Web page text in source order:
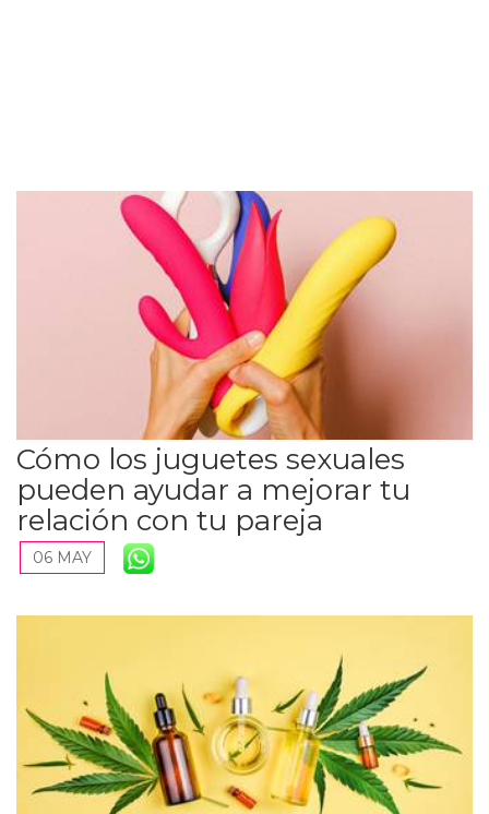
Cómo los juguetes sexuales
pueden ayudar a mejorar tu
relación con tu pareja
06 MAY